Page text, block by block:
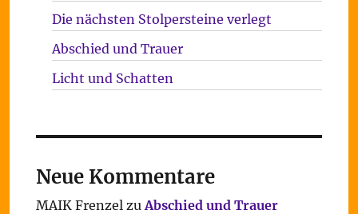
Die nächsten Stolpersteine verlegt
Abschied und Trauer
Licht und Schatten
Neue Kommentare
MAIK FrenzelzuAbschied und Trauer